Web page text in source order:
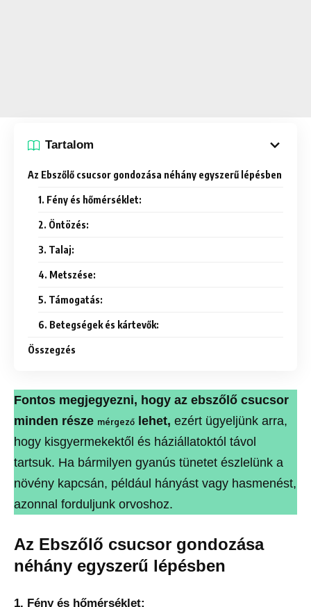
Tartalom
Az Ebszőlő csucsor gondozása néhány egyszerű lépésben
1. Fény és hőmérséklet:
2. Öntözés:
3. Talaj:
4. Metszése:
5. Támogatás:
6. Betegségek és kártevők:
Összegzés
Fontos megjegyezni, hogy az ebszőlő csucsor
minden része mérgező lehet, ezért ügyeljünk arra,
hogy kisgyermekektől és háziállatoktól távol
tartsuk. Ha bármilyen gyanús tünetet észlelünk a
növény kapcsán, például hányást vagy hasmenést,
azonnal forduljunk orvoshoz.
Az Ebszőlő csucsor gondozása
néhány egyszerű lépésben
1. Fény és hőmérséklet: